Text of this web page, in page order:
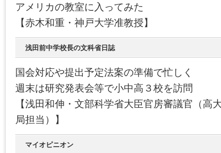
アメリカの教室に入ってみた
【赤木和重・神戸大学准教授】
浅田前中学校長の文科省日誌
国会対応や提出予定法案の準備で忙しく
週末は研究発表会等で小中高３校を訪問
【浅田和伸・文部科学省大臣官房審議官（高
局担当）】
マイオピニオン